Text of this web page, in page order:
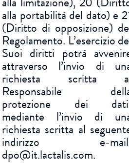
alla portabilità del dato) e
(Diritto di opposizione)
Regolamento. L’esercizio
Suoi diritti potrà
attraverso l’invio di
richiesta scritta
Responsabile
protezione dei
mediante l’invio di
richiesta scritta al
indirizzo e-
dpo@it.lactalis.com.